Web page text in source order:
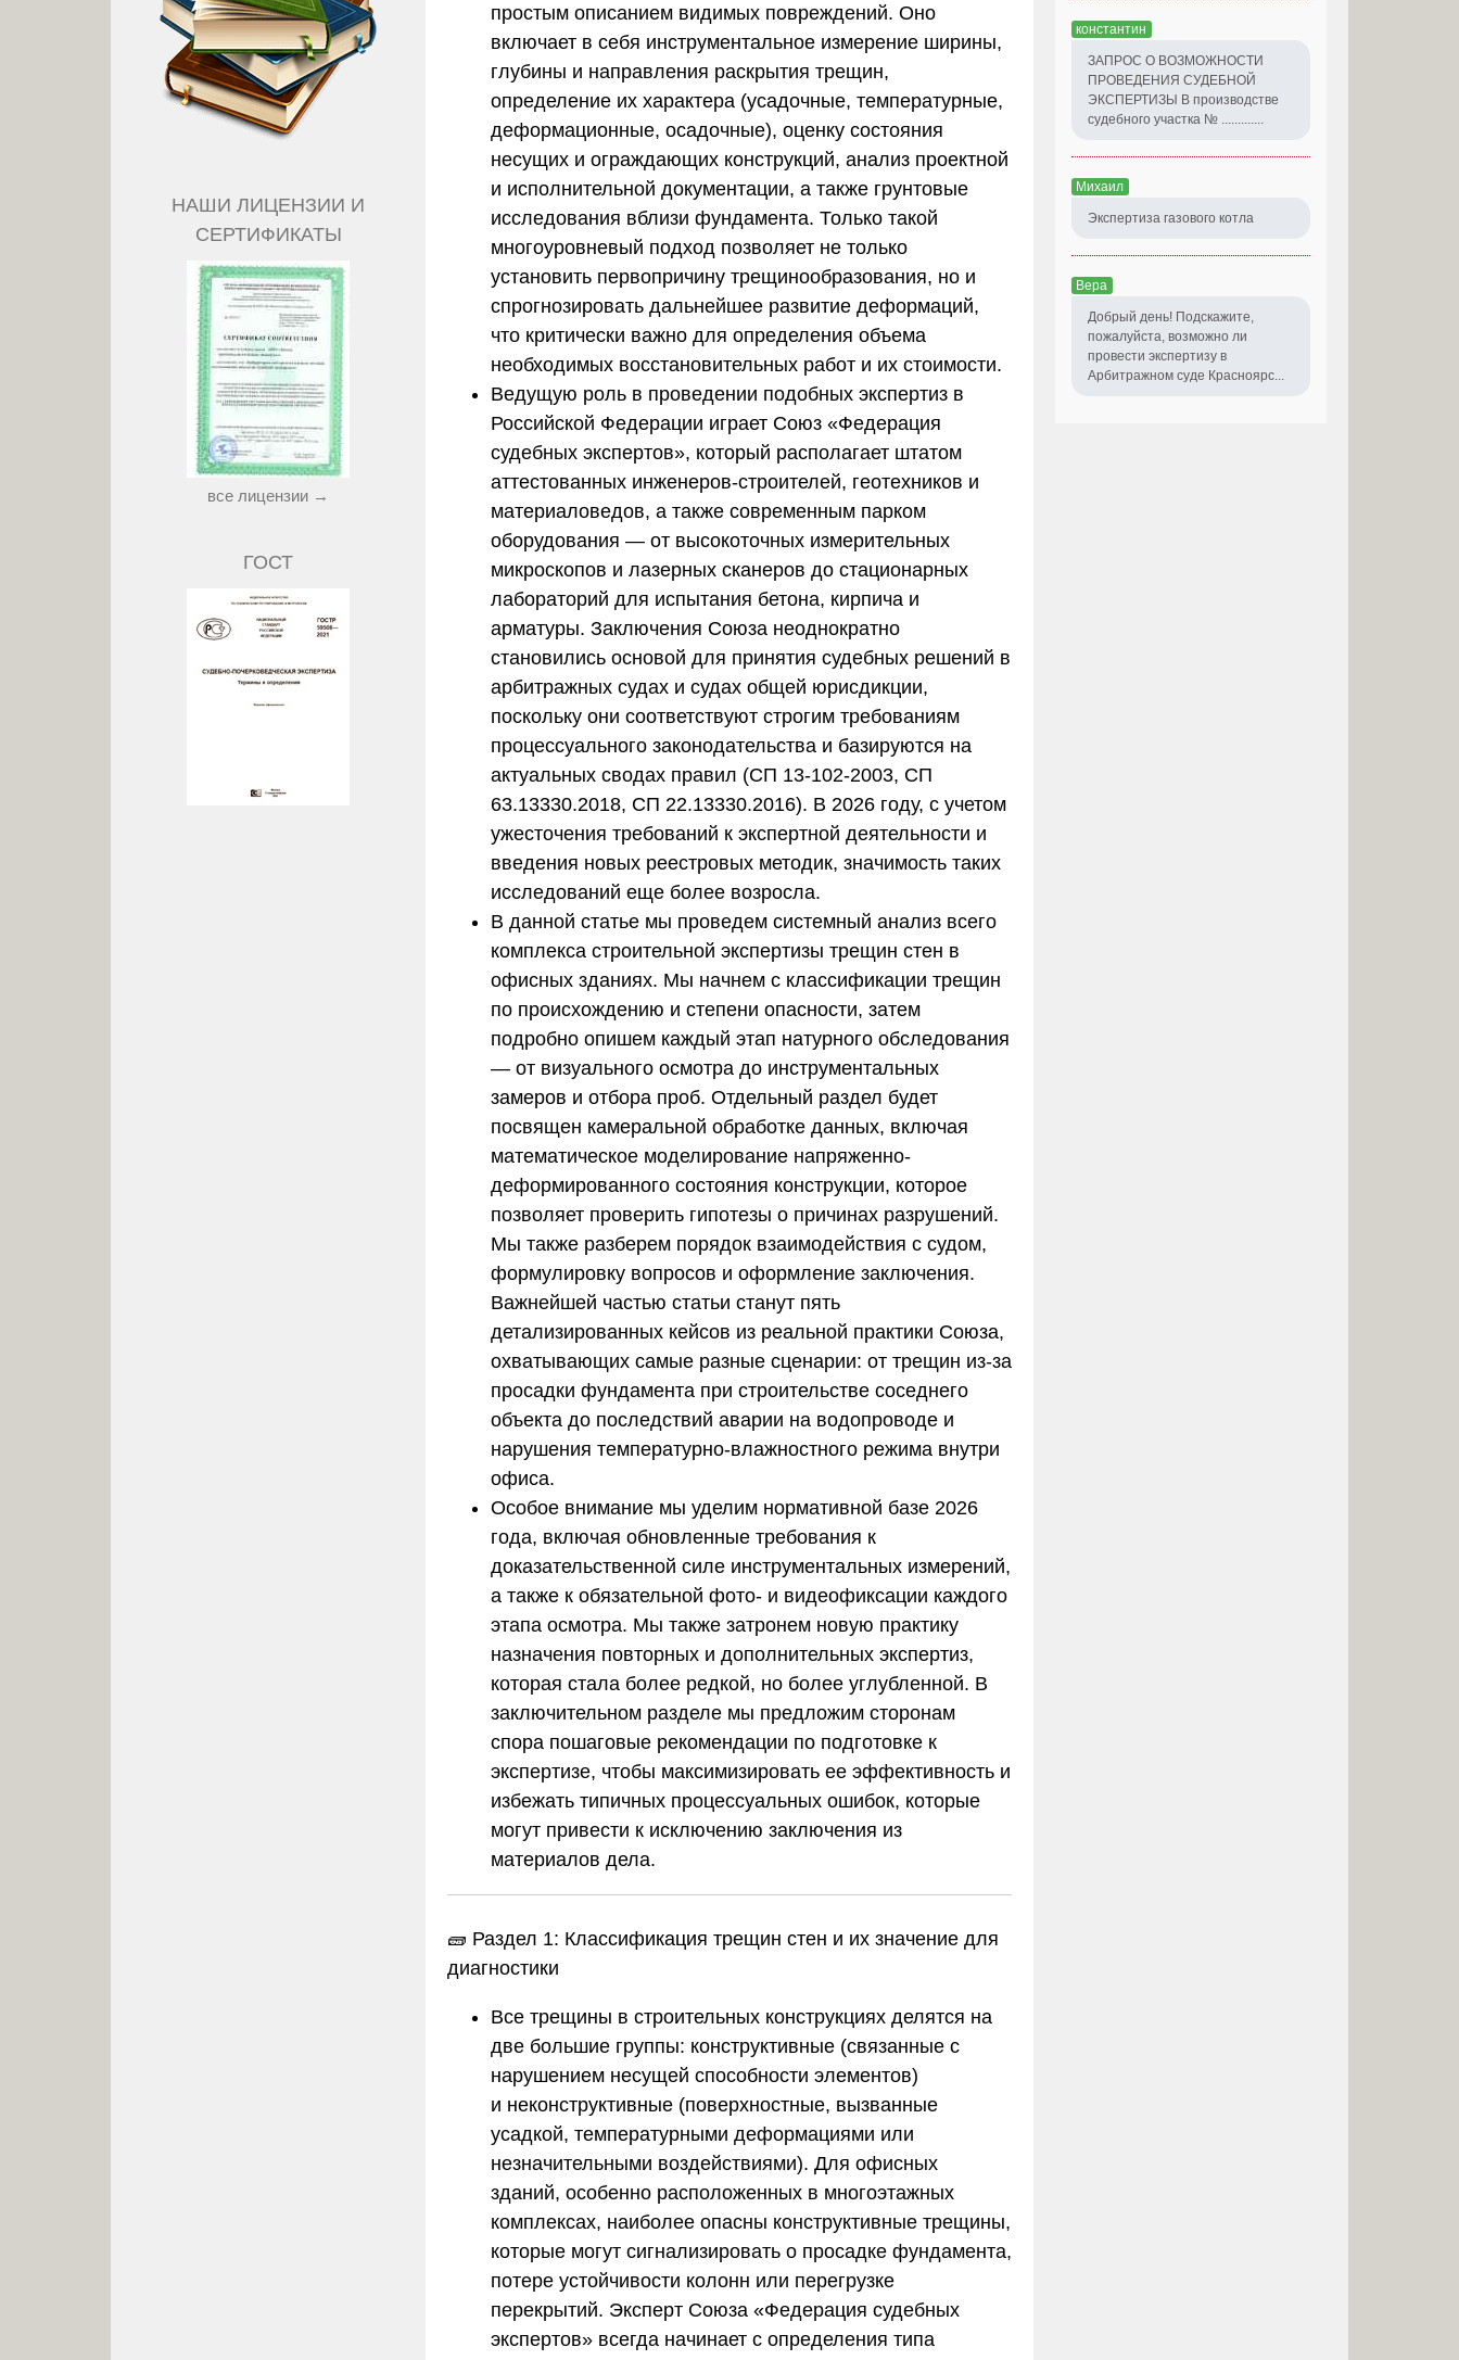
простым описанием видимых повреждений. Оно
включает в себя инструментальное измерение ширины,
глубины и направления раскрытия трещин,
определение их характера (усадочные, температурные,
деформационные, осадочные), оценку состояния
несущих и ограждающих конструкций, анализ проектной
и исполнительной документации, а также грунтовые
исследования вблизи фундамента. Только такой
многоуровневый подход позволяет не только
установить первопричину трещинообразования, но и
спрогнозировать дальнейшее развитие деформаций,
что критически важно для определения объема
необходимых восстановительных работ и их стоимости.
Ведущую роль в проведении подобных экспертиз в
Российской Федерации играет Союз «Федерация
судебных экспертов», который располагает штатом
аттестованных инженеров-строителей, геотехников и
материаловедов, а также современным парком
оборудования — от высокоточных измерительных
микроскопов и лазерных сканеров до стационарных
лабораторий для испытания бетона, кирпича и
арматуры. Заключения Союза неоднократно
становились основой для принятия судебных решений в
арбитражных судах и судах общей юрисдикции,
поскольку они соответствуют строгим требованиям
процессуального законодательства и базируются на
актуальных сводах правил (СП 13-102-2003, СП
63.13330.2018, СП 22.13330.2016). В 2026 году, с учетом
ужесточения требований к экспертной деятельности и
введения новых реестровых методик, значимость таких
исследований еще более возросла.
В данной статье мы проведем системный анализ всего
комплекса строительной экспертизы трещин стен в
офисных зданиях. Мы начнем с классификации трещин
по происхождению и степени опасности, затем
подробно опишем каждый этап натурного обследования
— от визуального осмотра до инструментальных
замеров и отбора проб. Отдельный раздел будет
посвящен камеральной обработке данных, включая
математическое моделирование напряженно-
деформированного состояния конструкции, которое
позволяет проверить гипотезы о причинах разрушений.
Мы также разберем порядок взаимодействия с судом,
формулировку вопросов и оформление заключения.
Важнейшей частью статьи станут пять
детализированных кейсов из реальной практики Союза,
охватывающих самые разные сценарии: от трещин из-за
просадки фундамента при строительстве соседнего
объекта до последствий аварии на водопроводе и
нарушения температурно-влажностного режима внутри
офиса.
Особое внимание мы уделим нормативной базе 2026
года, включая обновленные требования к
доказательственной силе инструментальных измерений,
а также к обязательной фото- и видеофиксации каждого
этапа осмотра. Мы также затронем новую практику
назначения повторных и дополнительных экспертиз,
которая стала более редкой, но более углубленной. В
заключительном разделе мы предложим сторонам
спора пошаговые рекомендации по подготовке к
экспертизе, чтобы максимизировать ее эффективность и
избежать типичных процессуальных ошибок, которые
могут привести к исключению заключения из
материалов дела.
🧱 Раздел 1: Классификация трещин стен и их значение для
диагностики
Все трещины в строительных конструкциях делятся на
две большие группы: конструктивные (связанные с
нарушением несущей способности элементов)
и неконструктивные (поверхностные, вызванные
усадкой, температурными деформациями или
незначительными воздействиями). Для офисных
зданий, особенно расположенных в многоэтажных
комплексах, наиболее опасны конструктивные трещины,
которые могут сигнализировать о просадке фундамента,
потере устойчивости колонн или перегрузке
перекрытий. Эксперт Союза «Федерация судебных
экспертов» всегда начинает с определения типа
НАШИ ЛИЦЕНЗИИ И
СЕРТИФИКАТЫ
все лицензии →
ГОСТ
константин
ЗАПРОС О ВОЗМОЖНОСТИ
ПРОВЕДЕНИЯ СУДЕБНОЙ
ЭКСПЕРТИЗЫ В производстве
судебного участка № .............
Михаил
Экспертиза газового котла
Вера
Добрый день! Подскажите,
пожалуйста, возможно ли
провести экспертизу в
Арбитражном суде Красноярс...